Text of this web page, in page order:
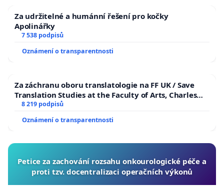
Za udržitelné a humánní řešení pro kočky
Apolinářky
7 538 podpisů
Oznámení o transparentnosti
Za záchranu oboru translatologie na FF UK / Save
Translation Studies at the Faculty of Arts, Charles
University
8 219 podpisů
Oznámení o transparentnosti
Petice za zachování rozsahu onkourologické péče a
proti tzv. docentralizaci operačních výkonů